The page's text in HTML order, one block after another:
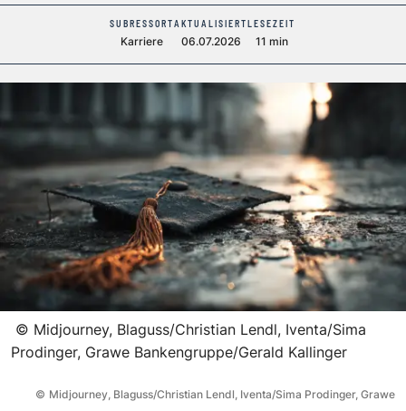
SUBRESSORT
Karriere
AKTUALISIERT
06.07.2026
LESEZEIT
11 min
© Midjourney, Blaguss/Christian Lendl, Iventa/Sima
Prodinger, Grawe Bankengruppe/Gerald Kallinger
© Midjourney, Blaguss/Christian Lendl, Iventa/Sima Prodinger, Grawe